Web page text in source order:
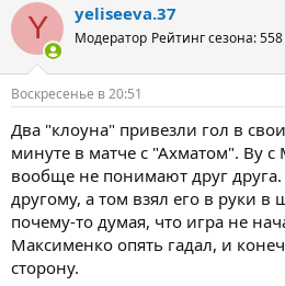
Футболист сборной Албании был
казанской команды в каждом из
к
и
Y yeliseeva.37
Модератор Рейтинг сезона: 558
Воскресенье в 20:51
Два "клоуна" привезли гол в
минуте в матче с "Ахматом". Ву
вообще не понимают друг
другому, а том взял его в руки
почему-то думая, что игра не
Максименко опять гадал, и
сторону.